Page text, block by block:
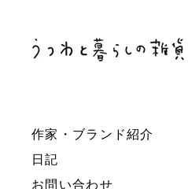
作家・ブランド紹介
日記
お問い合わせ